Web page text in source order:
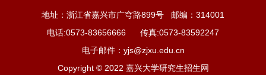
地址：浙江省嘉兴市广穹路899号 邮编：314001
电话:0573-83656666 传真:0573-83592247
电子邮件：yjs@zjxu.edu.cn
Copyright © 2022 嘉兴大学研究生招生网